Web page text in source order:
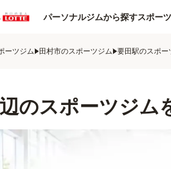
パーソナルジムから探すスポー
ーツジム 田村市のスポーツジム 要田駅のスポー
のスポーツジム